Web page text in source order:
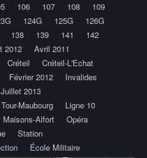
106 107 108
109
124G 125G
126G
138 139 141
142
2012
Avril 2011
Créteil
Créteil-L'Echat
Février 2012
Invalides
Juillet 2013
Maubourg
Ligne 10
Maisons-Alfort
Opéra
Station
École Militaire